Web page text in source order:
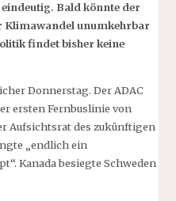
eindeutig. Bald könnte der
Klimawandel unumkehrbar
findet bisher keine
Donnerstag. Der ADAC
ersten Fernbuslinie von
Aufsichtsrat des zukünftigen
„endlich ein
Kanada besiegte Schweden